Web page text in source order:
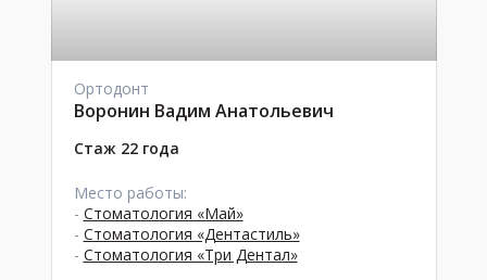
Ортодонт
Воронин Вадим Анатольевич
Стаж 22 года
Место работы:
- Стоматология «Май»
- Стоматология «Дентастиль»
- Стоматология «Три Дентал»